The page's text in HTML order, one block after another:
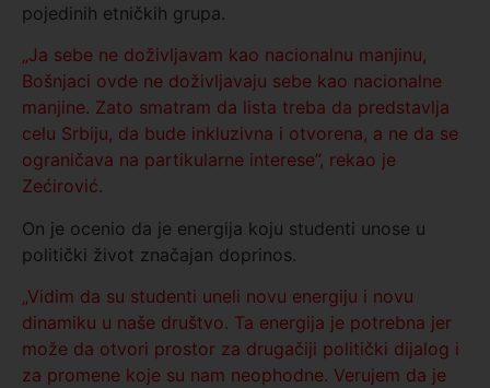
pojedinih etničkih grupa.
„Ja sebe ne doživljavam kao nacionalnu manjinu,
Bošnjaci ovde ne doživljavaju sebe kao nacionalne
manjine. Zato smatram da lista treba da predstavlja
celu Srbiju, da bude inkluzivna i otvorena, a ne da se
ograničava na partikularne interese”, rekao je
Zećirović.
On je ocenio da je energija koju studenti unose u
politički život značajan doprinos.
„Vidim da su studenti uneli novu energiju i novu
dinamiku u naše društvo. Ta energija je potrebna jer
može da otvori prostor za drugačiji politički dijalog i
za promene koje su nam neophodne. Verujem da je